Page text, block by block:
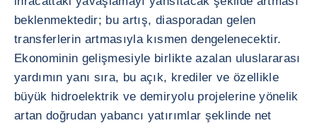
beklenmektedir; bu artış, diasporadan gelen
transferlerin artmasıyla kısmen dengelenecektir.
Ekonominin gelişmesiyle birlikte azalan uluslararası
yardımın yanı sıra, bu açık, krediler ve özellikle
büyük hidroelektrik ve demiryolu projelerine yönelik
artan doğrudan yabancı yatırımlar şeklinde net